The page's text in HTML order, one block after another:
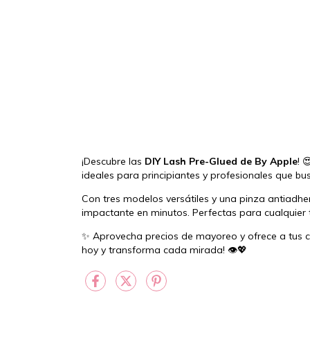
¡Descubre las DIY Lash Pre-Glued de By Apple!
ideales para principiantes y profesionales que
Con tres modelos versátiles y una pinza
impactante en minutos. Perfectas para
✨ Aprovecha precios de mayoreo y ofrece a tus
hoy y transforma cada mirada! 👁️💖